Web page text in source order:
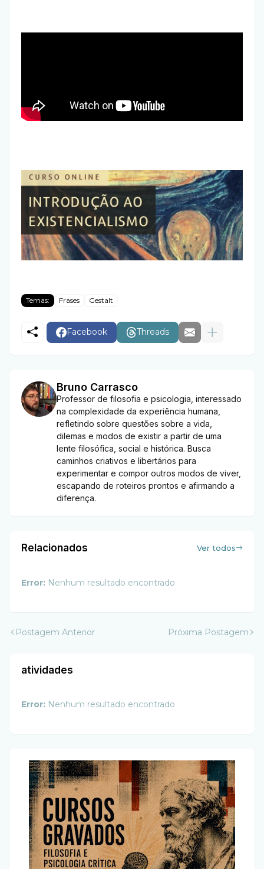
Temas: Frases Gestalt
Facebook Threads
Bruno Carrasco
Professor de filosofia e psicologia, interessado
na complexidade da experiência humana,
refletindo sobre questões sobre a vida,
dilemas e modos de existir a partir de uma
lente filosófica, social e histórica. Busca
caminhos criativos e libertários para
experimentar e compor outros modos de viver,
escapando de roteiros prontos e afirmando a
diferença.
Relacionados Ver todos
Error: Nenhum resultado encontrado
Postagem Anterior Próxima Postagem
atividades
Error: Nenhum resultado encontrado